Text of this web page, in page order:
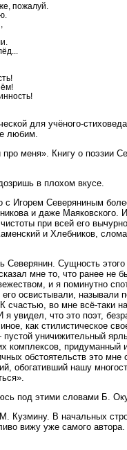
пожалуй.
для учёного-
любим.
меня». Книгу о поэзии
в плохом вкусе.
Игорем Северяниным
и даже Маяковского.
при всей его
и Хлебников,
Сущность этого
мне то, что ранее не
и я поминутно
освистывали, называли
счастью, во мне всё-таки
увидел, что это поэт,
как стилистическое
уничижительный
комплексов, придуманный
обстоятельств это мне
обогативший нашу
под этими словами Б.
Кузмину. В начальных
вижу уже самого